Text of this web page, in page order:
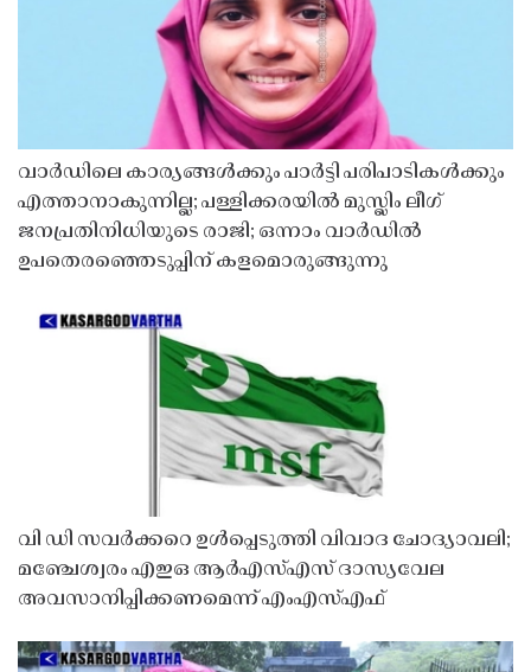
വാർഡിലെ കാര്യങ്ങൾക്കും പാർട്ടി പരിപാടികൾക്കും
എത്താനാകുന്നില്ല; പള്ളിക്കരയിൽ മുസ്ലിം ലീഗ്
ജനപ്രതിനിധിയുടെ രാജി; ഒന്നാം വാർഡിൽ
ഉപതെരഞ്ഞെടുപ്പിന് കളമൊരുങ്ങുന്നു
വി ഡി സവർക്കറെ ഉൾപ്പെടുത്തി വിവാദ ചോദ്യാവലി;
മഞ്ചേശ്വരം എഇഒ ആർഎസ്എസ് ദാസ്യവേല
അവസാനിപ്പിക്കണമെന്ന് എംഎസ്എഫ്